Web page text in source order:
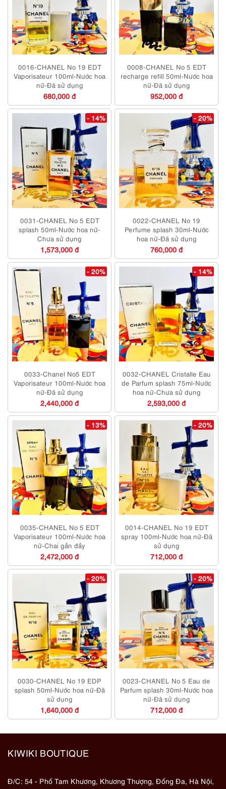
0016-CHANEL No 19 EDT
Vaporisateur 100ml-Nước hoa
nữ-Đã sử dụng
680,000 đ
0008-CHANEL No 5 EDT
recharge refill 50ml-Nước hoa
nữ-Đã sử dụng
952,000 đ
- 14%
0031-CHANEL No 5 EDT
splash 50ml-Nước hoa nữ-
Chưa sử dụng
1,573,000 đ
- 20%
0022-CHANEL No 19
Perfume splash 30ml-Nước
hoa nữ-Đã sử dụng
760,000 đ
- 20%
0033-Chanel No5 EDT
Vaporisateur 100ml-Nước hoa
nữ-Đã sử dụng
2,440,000 đ
- 14%
0032-CHANEL Cristalle Eau
de Parfum splash 75ml-Nước
hoa nữ-Chưa sử dụng
2,593,000 đ
- 13%
0035-CHANEL No 5 EDT
Vaporisateur 100ml-Nước hoa
nữ-Chai gần đầy
2,472,000 đ
- 20%
0014-CHANEL No 19 EDT
spray 100ml-Nước hoa nữ-Đã
sử dụng
712,000 đ
- 20%
0030-CHANEL No 19 EDP
splash 50ml-Nước hoa nữ-Đã
sử dụng
1,640,000 đ
- 20%
0023-CHANEL No 5 Eau de
Parfum splash 30ml-Nước hoa
nữ-Đã sử dụng
712,000 đ
KIWIKI BOUTIQUE
Đ/C: 54 - Phố Tam Khương, Khương Thượng, Đống Đa, Hà Nội,